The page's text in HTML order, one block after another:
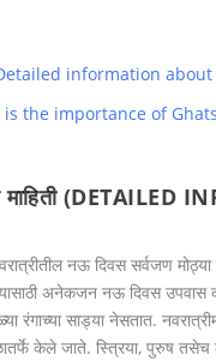
(Detailed information
is the importance of
(DETAILED
नऊ दिवस सर्वजण मोठ्या
अनेकजन नऊ दिवस उपवास
रंगाच्या साड्या नेसतात.
केले जाते. स्त्रिया, पुरुष तसेच